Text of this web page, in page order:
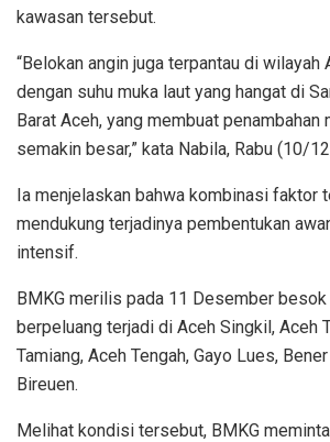
kawasan tersebut.
“Belokan angin juga terpantau di wilayah
dengan suhu muka laut yang hangat di
Barat Aceh, yang membuat penambahan
semakin besar,” kata Nabila, Rabu (10/
Ia menjelaskan bahwa kombinasi faktor
mendukung terjadinya pembentukan
intensif.
BMKG merilis pada 11 Desember besok
berpeluang terjadi di Aceh Singkil, Aceh
Tamiang, Aceh Tengah, Gayo Lues,
Bireuen.
Melihat kondisi tersebut, BMKG